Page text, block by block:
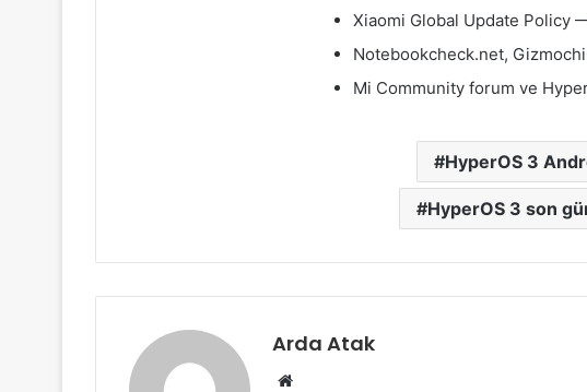
Xiaomi Global Update Policy
Notebookcheck.net,
Mi Community forum ve
HyperOS 3
HyperOS 3 son
Arda Atak
Web